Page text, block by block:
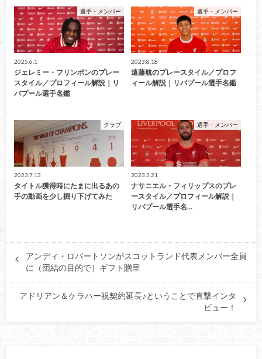
選手・メンバー
2025.6.1
ジェレミー・フリンポンのプレー
スタイル／プロフィール解説｜リ
バプール選手名鑑
選手・メンバー
2023.8.18
遠藤航のプレースタイル／プロフ
ィール解説｜リバプール選手名鑑
クラブ
2023.7.13
タイトル獲得時にたまに出るあの
手の動画を少し掘り下げてみた
選手・メンバー
2023.3.21
ナサニエル・フィリップスのプレ
ースタイル／プロフィール解説｜
リバプール選手名…
アンディ・ロバートソンがスコットランド代表メンバー全員
に（団結の目的で）ギフト贈呈
アドリアン＆ケラハー祝契約延長♪ということで直撃インタ
ビュー！